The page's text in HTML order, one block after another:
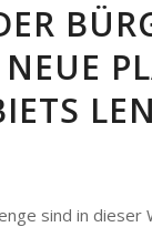
sind in